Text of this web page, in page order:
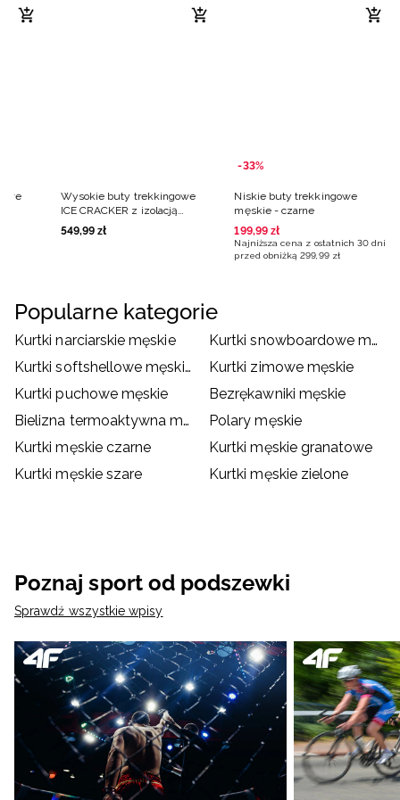
Wysokie buty trekkingowe
ICE CRACKER z izolacją
Primaloft męskie - czarne
549,99 zł
-33%
Niskie buty trekkingowe
męskie - czarne
199,99 zł
Najniższa cena z ostatnich 30 dni
przed obniżką 299 99 zł
Popularne kategorie
Kurtki narciarskie męskie
Kurtki snowboardowe męskie
Kurtki softshellowe męskie
Kurtki zimowe męskie
Kurtki puchowe męskie
Bezrękawniki męskie
Bielizna termoaktywna męska
Polary męskie
Kurtki męskie czarne
Kurtki męskie granatowe
Kurtki męskie szare
Kurtki męskie zielone
Poznaj sport od podszewki
Sprawdź wszystkie wpisy